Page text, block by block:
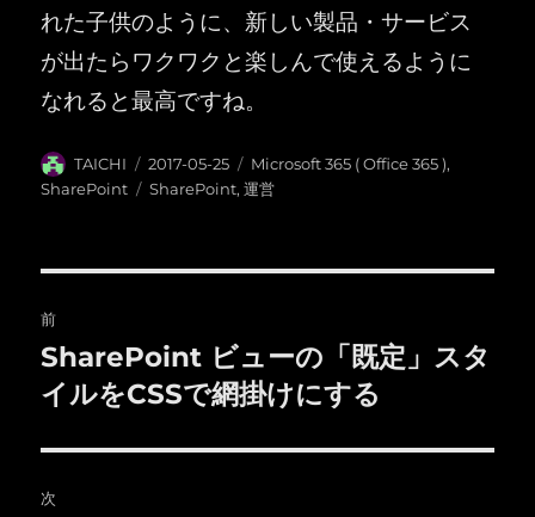
れた子供のように、新しい製品・サービス
が出たらワクワクと楽しんで使えるように
なれると最高ですね。
投
稿
TAICHI
投
稿
2017-05-25
カ
テ
Microsoft 365 ( Office 365 ),
SharePoint
タ
SharePoint,運営
稿
ナ
ビ
ゲ
前
前
の
稿:
SharePoint ビューの「既定」スタ
イルをCSSで網掛けにする
次